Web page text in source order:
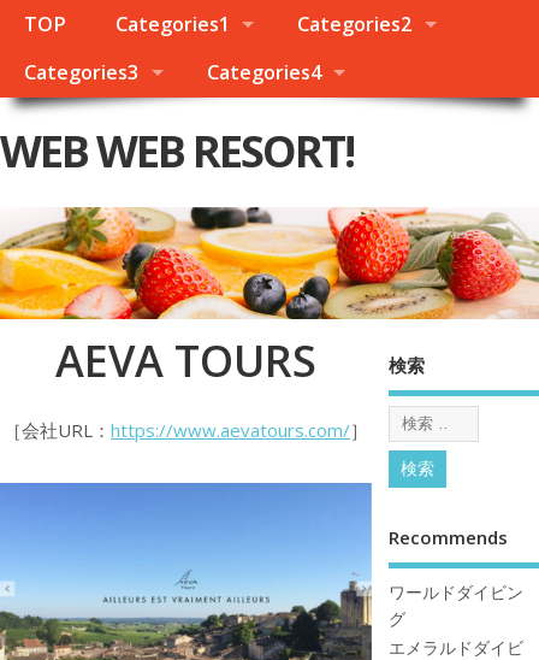
TOP Categories1
Categories2
Categories3
Categories4
WEB WEB RESORT!
AEVA TOURS
［会社URL：https://www.aevatours.com/］
検索
Recommends
ワールドダイビン
グ
エメラルドダイビ